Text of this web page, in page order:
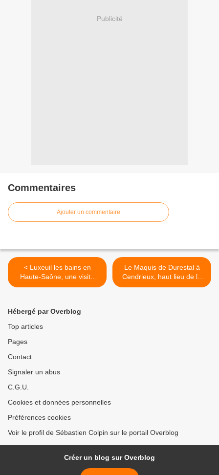
Publicité
Commentaires
Ajouter un commentaire
< Luxeuil les bains en
Haute-Saône, une visite
agréable et l'Hôtel des
Le Maquis de Durestal à
Cendrieux, haut lieu de la
Résistance en Dordogne. >
Hébergé par Overblog
Top articles
Pages
Contact
Signaler un abus
C.G.U.
Cookies et données personnelles
Préférences cookies
Voir le profil de Sébastien Colpin sur le portail Overblog
Créer un blog sur Overblog